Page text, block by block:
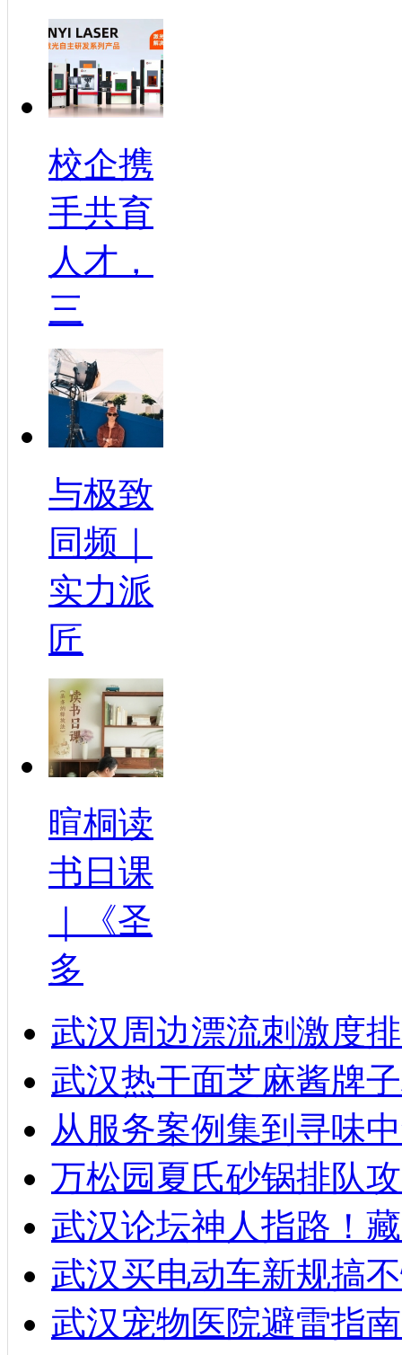
校企携
手共育
人才，
三
与极致
同频｜
实力派
匠
暄桐读
书日课
｜《圣
多
武汉周边漂流刺激度
武汉热干面芝麻酱牌
从服务案例集到寻味
万松园夏氏砂锅排队
武汉论坛神人指路！
武汉买电动车新规搞
武汉宠物医院避雷指